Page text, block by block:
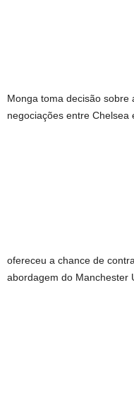
Monga toma decisão sobre
negociações entre Chelsea
ofereceu a chance de
abordagem do Manchester